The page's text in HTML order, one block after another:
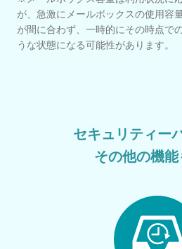
が、急激にメールボックスの使用容
が間に合わず、一時的にその時点で
うな状態になる可能性があります。
セキュリティー
その他の機